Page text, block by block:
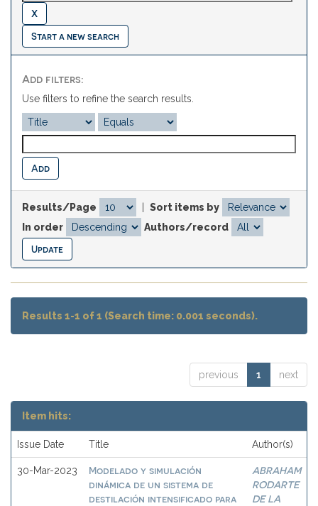
Start a new search
Add filters:
Use filters to refine the search results.
Results/Page
Sort items by
In order
Authors/record
Results 1-1 of 1 (Search time: 0.001 seconds).
previous 1 next
Item hits:
Issue Date Title Author(s)
30-Mar-2023
Modelado y simulación
dinámica de un sistema de
destilación intensificado para
ABRAHAM
RODARTE
DE LA